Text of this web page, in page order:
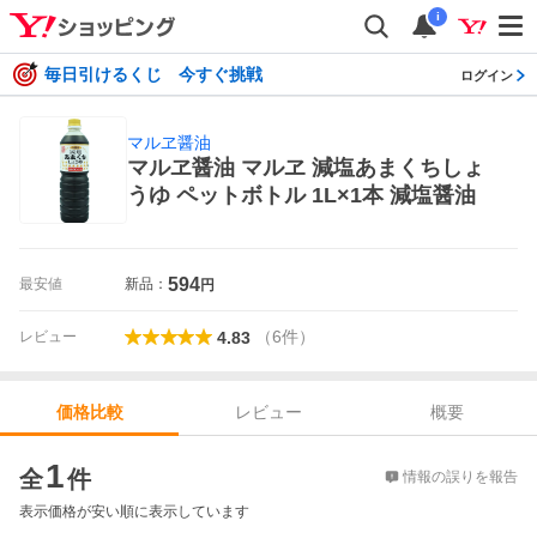
i
毎日引けるくじ 今すぐ挑戦 ログイン
マルヱ醤油
マルヱ醤油 マルヱ 減塩あまくちしょ
うゆ ペットボトル 1L×1本 減塩醤油
最安値 新品： 594円
レビュー 4.83 （6件）
価格比較 レビュー
概要
全1件 情報の誤りを報告
表示価格が安い順に表示しています